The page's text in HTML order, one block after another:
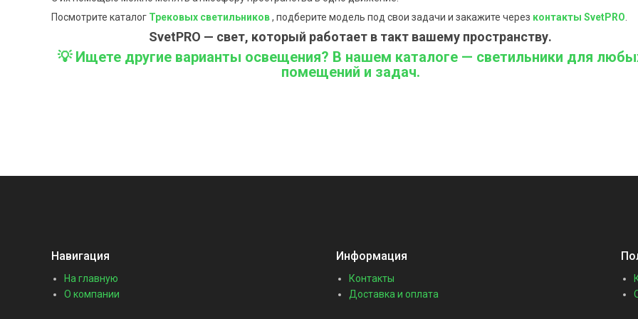
Посмотрите каталог Трековых светильников, подберите модель под свои задачи и закажите через контакты SvetPRO.
SvetPRO — свет, который работает в такт вашему пространству.
💡 Ищете другие варианты освещения? В нашем каталоге — светильники для
помещений и задач.
Навигация
На главную
О компании
Информация
Контакты
Доставка и оплата